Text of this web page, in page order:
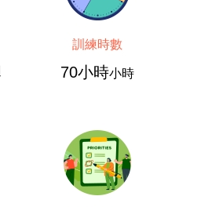
訓練時數
70小時小時